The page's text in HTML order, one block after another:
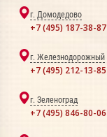
г. Домодедово
+7 (495) 187-38-87
г. Железнодорожный
+7 (495) 212-13-85
г. Зеленоград
+7 (495) 846-80-06